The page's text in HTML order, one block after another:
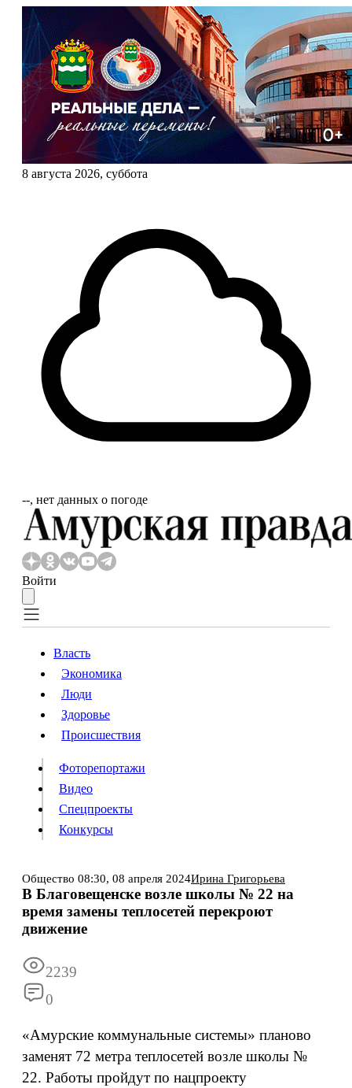
8 августа 2026, суббота
‐‐, нет данных о погоде
Войти
Власть
Происшествия
Видео
Конкурсы
Информация Все новости
Власть
Экономика
Люди
Здоровье
Происшествия
Фоторепортажи
Видео
Спецпроекты
Конкурсы
Общество 08:30, 08 апреля 2024Ирина Григорьева
В Благовещенске возле школы № 22 на
время замены теплосетей перекроют
движение
2239
0
«Амурские коммунальные системы» планово
заменят 72 метра теплосетей возле школы №
22. Работы пройдут по нацпроекту